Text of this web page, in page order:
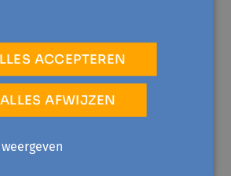
Mechelen
bereikbaarheid
ACCEPTEREN
ALLES AFWIJZEN